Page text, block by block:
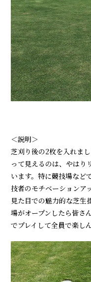
＜説明＞
芝刈り後の2枚を入れま
って見えるのは、やはり
います。特に競技場など
技者のモチベーションア
見た目での魅力的な芝生
場がオープンしたら皆さ
でプレイして全員で楽し